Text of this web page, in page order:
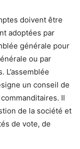
doivent être
adoptées par
générale pour
ou par
L’assemblée
un conseil de
Il
de la société et
de vote, de